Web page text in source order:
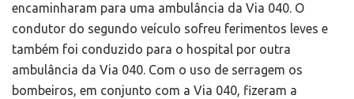
encaminharam para uma ambulância da Via 040. O
condutor do segundo veículo sofreu ferimentos leves e
também foi conduzido para o hospital por outra
ambulância da Via 040. Com o uso de serragem os
bombeiros, em conjunto com a Via 040, fizeram a